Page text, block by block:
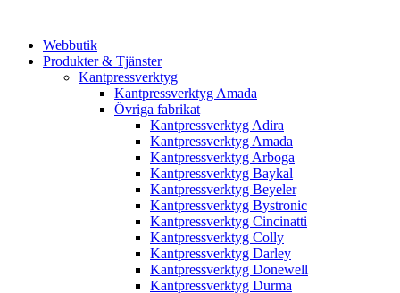
Webbutik
Produkter & Tjänster
Kantpressverktyg
Kantpressverktyg Amada
Övriga fabrikat
Kantpressverktyg Adira
Kantpressverktyg Amada
Kantpressverktyg Arboga
Kantpressverktyg Baykal
Kantpressverktyg Beyeler
Kantpressverktyg Bystronic
Kantpressverktyg Cincinatti
Kantpressverktyg Colly
Kantpressverktyg Darley
Kantpressverktyg Donewell
Kantpressverktyg Durma